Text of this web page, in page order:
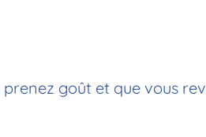
goût et que vous